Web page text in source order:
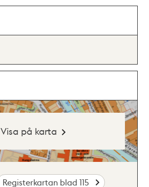
Visa på karta
Registerkartan blad 115